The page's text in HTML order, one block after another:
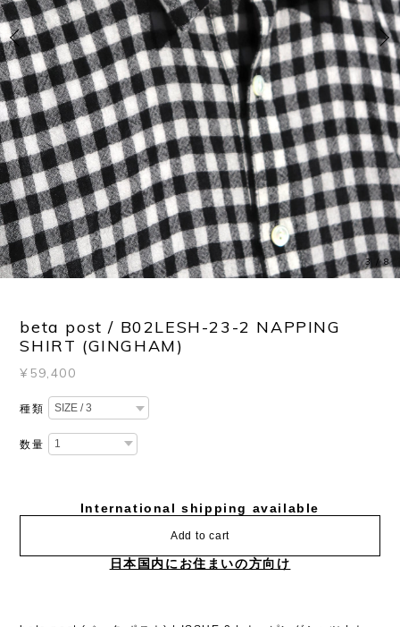
4 /8
beta post / B02LESH-23-2 NAPPING
SHIRT (GINGHAM)
¥59,400
種類
数量
International shipping available
Add to cart
日本国内にお住まいの方向け